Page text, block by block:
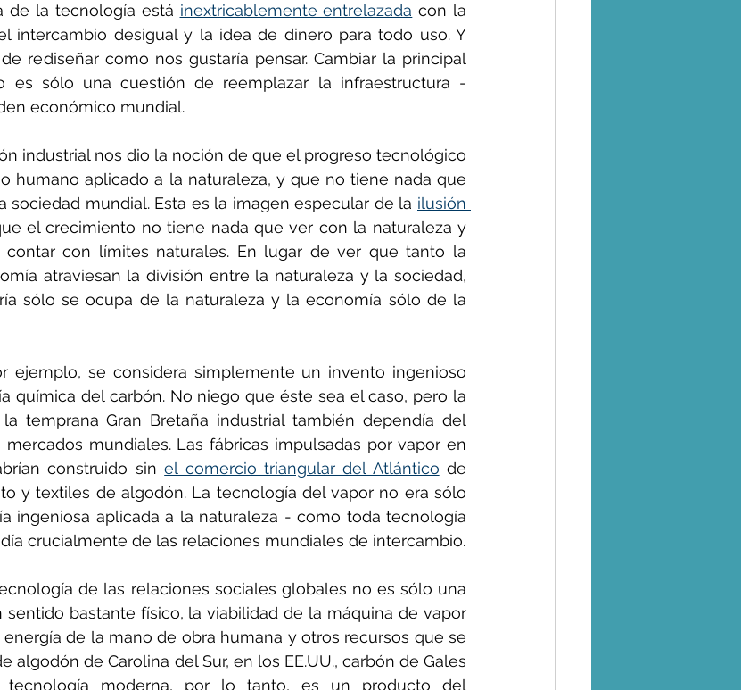
de la tecnología está inextricablemente entrelazada con la
intercambio desigual y la idea de dinero para todo uso. Y
rediseñar como nos gustaría pensar. Cambiar la principal
es sólo una cuestión de reemplazar la infraestructura -
económico mundial.
industrial nos dio la noción de que el progreso tecnológico
humano aplicado a la naturaleza, y que no tiene nada que
sociedad mundial. Esta es la imagen especular de la ilusión
el crecimiento no tiene nada que ver con la naturaleza y
con límites naturales. En lugar de ver que tanto la
atraviesan la división entre la naturaleza y la sociedad,
sólo se ocupa de la naturaleza y la economía sólo de la
ejemplo, se considera simplemente un invento ingenioso
química del carbón. No niego que éste sea el caso, pero la
temprana Gran Bretaña industrial también dependía del
mundiales. Las fábricas impulsadas por vapor en
construido sin el comercio triangular del Atlántico de
y textiles de algodón. La tecnología del vapor no era sólo
ingeniosa aplicada a la naturaleza - como toda tecnología
crucialmente de las relaciones mundiales de intercambio.
de las relaciones sociales globales no es sólo una
sentido bastante físico, la viabilidad de la máquina de vapor
de la mano de obra humana y otros recursos que se
algodón de Carolina del Sur, en los EE.UU., carbón de Gales
moderna, por lo tanto, es un producto del